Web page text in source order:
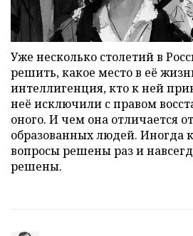
Уже несколько столетий в
решить, какое место в её
интеллигенция, кто к ней
неё исключили с правом
оного. И чем она отличается
образованных людей. Иногда
вопросы решены раз и
решены.